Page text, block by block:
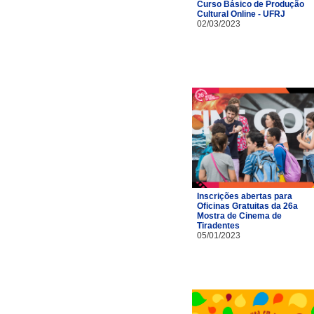
Curso Básico de Produção
Cultural Online - UFRJ
02/03/2023
Inscrições abertas para
Oficinas Gratuitas da 26a
Mostra de Cinema de
Tiradentes
05/01/2023